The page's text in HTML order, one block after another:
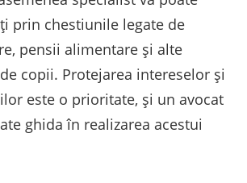
prin chestiunile legate de
pensii alimentare și alte
copii. Protejarea intereselor și
este o prioritate, și un avocat
ghida în realizarea acestui